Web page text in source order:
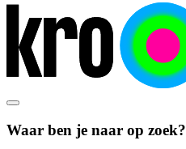
Waar ben je naar op zoek?